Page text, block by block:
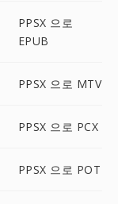
PPSX 으로
EPUB
PPSX 으로 MTV
PPSX 으로 PCX
PPSX 으로 POT